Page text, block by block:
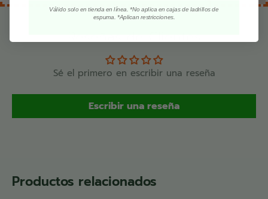
Sé el primero en escribir una reseña
Escribir una reseña
Productos relacionados
Válido solo en tienda en línea. *No aplica en cajas de ladrillos de
espuma. *Aplican restricciones.